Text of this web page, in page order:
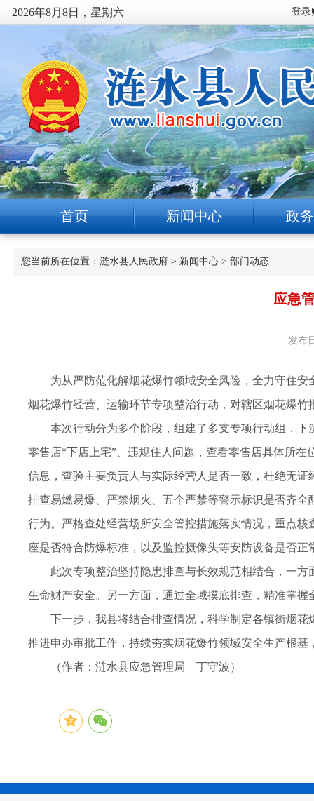
2026年8月8日，星期六
首页 新闻中心 政
您当前所在位置： 涟水县人民政府 > 新闻中心 > 部门动态
应急
发布
为从严防范化解烟花爆竹领域安全风险，全力守住
烟花爆竹经营、运输环节专项整治行动，对辖区烟花爆
本次行动分为多个阶段，组建了多支专项行动组，
零售店“下店上宅”、违规住人问题，查看零售店具体所
信息，查验主要负责人与实际经营人是否一致，杜绝无
排查易燃易爆、严禁烟火、五个严禁等警示标识是否齐
行为。严格查处经营场所安全管控措施落实情况，重点
座是否符合防爆标准，以及监控摄像头等安防设备是否正
此次专项整治坚持隐患排查与长效规范相结合，一
生命财产安全。另一方面，通过全域摸底排查，精准掌
下一步，我县将结合排查情况，科学制定各镇街烟
推进申办审批工作，持续夯实烟花爆竹领域安全生产根
（作者：涟水县应急管理局 丁守波）